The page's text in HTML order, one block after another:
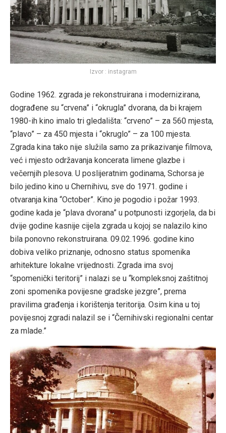
Izvor : instagram
Godine 1962. zgrada je rekonstruirana i modernizirana,
dograđene su “crvena” i “okrugla” dvorana, da bi krajem
1980-ih kino imalo tri gledališta: “crveno” – za 560 mjesta,
“plavo” – za 450 mjesta i “okruglo” – za 100 mjesta.
Zgrada kina tako nije služila samo za prikazivanje filmova,
već i mjesto održavanja koncerata limene glazbe i
večernjih plesova. U poslijeratnim godinama, Schorsa je
bilo jedino kino u Chernihivu, sve do 1971. godine i
otvaranja kina “October”. Kino je pogodio i požar 1993.
godine kada je “plava dvorana” u potpunosti izgorjela, da bi
dvije godine kasnije cijela zgrada u kojoj se nalazilo kino
bila ponovno rekonstruirana. 09.02.1996. godine kino
dobiva veliko priznanje, odnosno status spomenika
arhitekture lokalne vrijednosti. Zgrada ima svoj
“spomenički teritorij” i nalazi se u “kompleksnoj zaštitnoj
zoni spomenika povijesne gradske jezgre”, prema
pravilima građenja i korištenja teritorija. Osim kina u toj
povijesnoj zgradi nalazil se i “Černihivski regionalni centar
za mlade.”